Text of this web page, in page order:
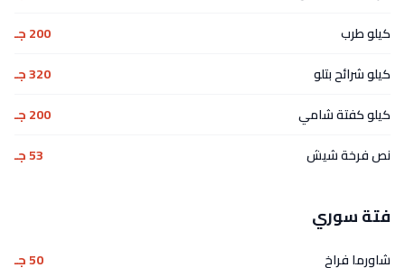
كيلو طرب
200 جـ
كيلو شرائح بتلو
320 جـ
كيلو كفتة شامي
200 جـ
نص فرخة شيش
53 جـ
فتة سوري
شاورما فراخ
50 جـ